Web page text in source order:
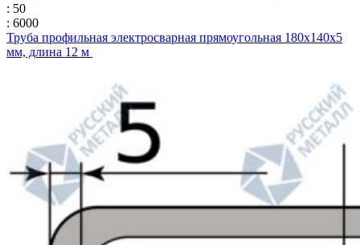
: 50
: 6000
Труба профильная электросварная прямоугольная 180х140х5
мм, длина 12 м